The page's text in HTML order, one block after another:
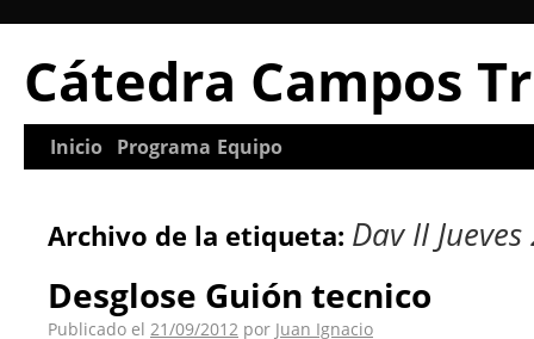
Cátedra Campos
Inicio Programa Equipo
Archivo de la etiqueta: Dav II
Desglose Guión tecnico
Publicado el 21/09/2012 por Juan Ignacio